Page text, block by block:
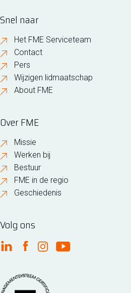
Snel naar
Het FME Serviceteam
Contact
Pers
Wijzigen lidmaatschap
About FME
Over FME
Missie
Werken bij
Bestuur
FME in de regio
Geschiedenis
Volg ons
FME Linkedin
FME Facebook
FME Instagram
FME Youtube